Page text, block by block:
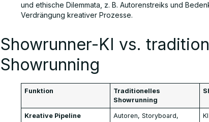
und ethische Dilemmata, z. B. Autorenstreiks und
Verdrängung kreativer Prozesse.
Showrunner-KI vs.
Showrunning
Funktion
Traditionelles
Showrunning
Kreative Pipeline
Autoren, Storyboard,